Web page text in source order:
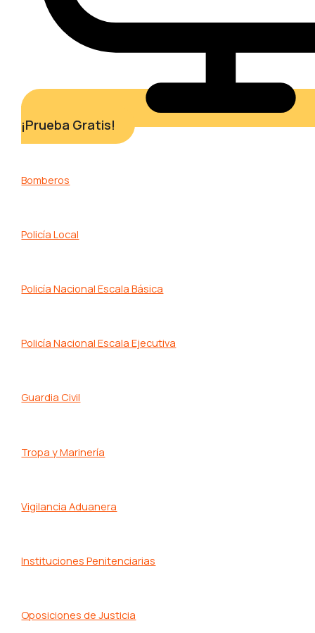
¡Prueba Gratis!
Bomberos
Policía Local
Policía Nacional Escala Básica
Policía Nacional Escala Ejecutiva
Guardia Civil
Tropa y Marinería
Vigilancia Aduanera
Instituciones Penitenciarias
Oposiciones de Justicia